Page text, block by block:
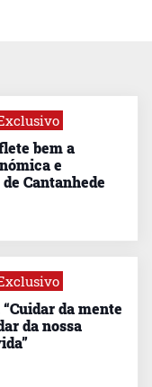
bem a
e
Cantanhede
da mente
da nossa